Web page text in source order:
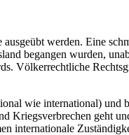
werden. Eine
begangen wurden,
Völkerrechtliche
wie international) und
geht
internationale